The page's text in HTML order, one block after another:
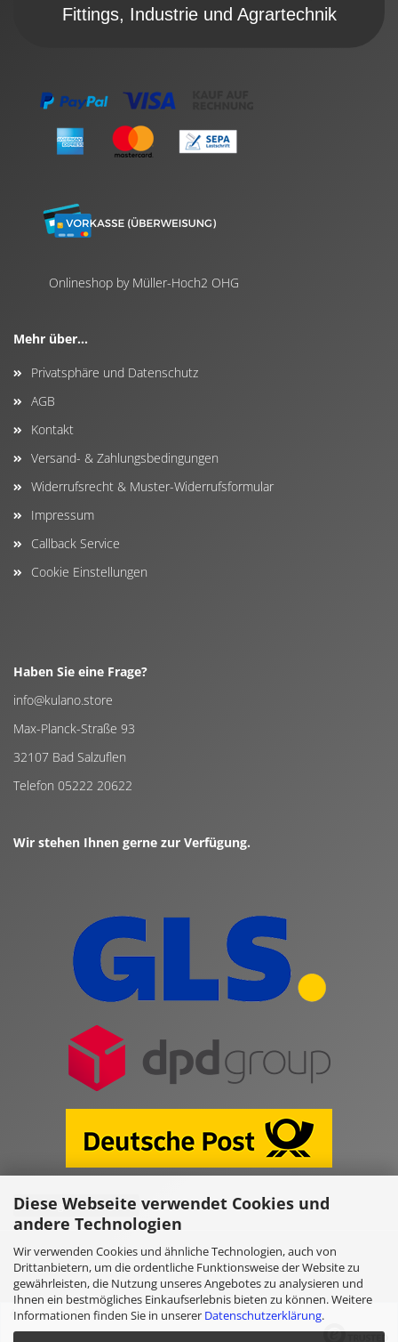
Diese Webseite verwendet Cookies und
andere Technologien
Wir verwenden Cookies und ähnliche Technologien, auch von
Drittanbietern, um die ordentliche Funktionsweise der Website zu
gewährleisten, die Nutzung unseres Angebotes zu analysieren und
Ihnen ein bestmögliches Einkaufserlebnis bieten zu können. Weitere
Informationen finden Sie in unserer Datenschutzerklärung.
Fittings, Industrie und Agrartechnik
Onlineshop by Müller-Hoch2 OHG
Mehr über...
Privatsphäre und Datenschutz
AGB
Kontakt
Versand- & Zahlungsbedingungen
Widerrufsrecht & Muster-Widerrufsformular
Impressum
Callback Service
Cookie Einstellungen
Haben Sie eine Frage?
info@kulano.store
Max-Planck-Straße 93
32107 Bad Salzuflen
Telefon 05222 20622
Wir stehen Ihnen gerne zur Verfügung.
Vertrag widerrufen
Online Shop erstellenmit Gambio.de © 2026
Ausgewählte Top-Bewertungen für www.kulano.store/de